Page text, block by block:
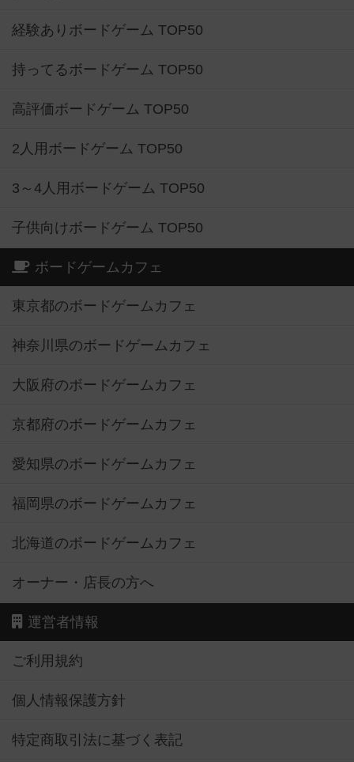
経験ありボードゲーム TOP50
持ってるボードゲーム TOP50
高評価ボードゲーム TOP50
2人用ボードゲーム TOP50
3～4人用ボードゲーム TOP50
子供向けボードゲーム TOP50
ボードゲームカフェ
東京都のボードゲームカフェ
神奈川県のボードゲームカフェ
大阪府のボードゲームカフェ
京都府のボードゲームカフェ
愛知県のボードゲームカフェ
福岡県のボードゲームカフェ
北海道のボードゲームカフェ
オーナー・店長の方へ
運営者情報
ご利用規約
個人情報保護方針
特定商取引法に基づく表記